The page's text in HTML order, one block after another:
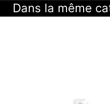
Dans la même